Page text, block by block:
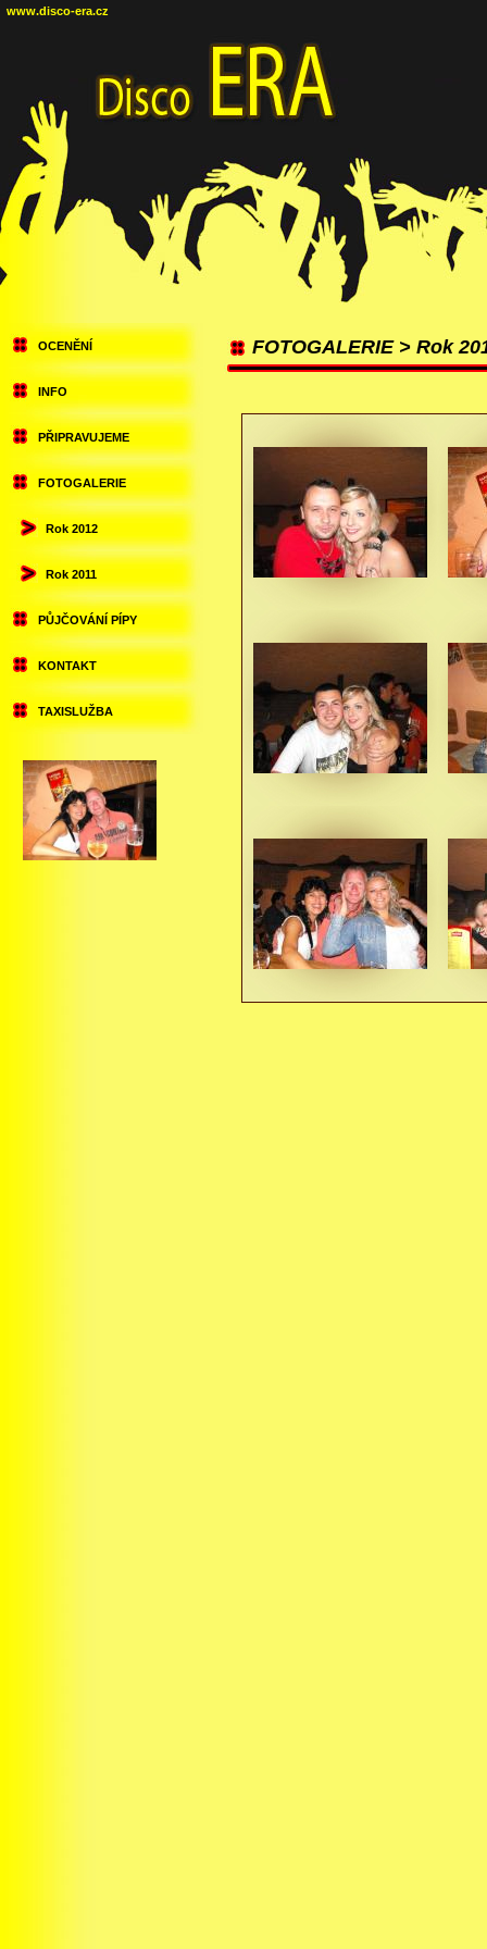
www.disco-era.cz
OCENĚNÍ
INFO
PŘIPRAVUJEME
FOTOGALERIE
Rok 2012
Rok 2011
PŮJČOVÁNÍ PÍPY
KONTAKT
TAXISLUŽBA
FOTOGALERIE > Rok